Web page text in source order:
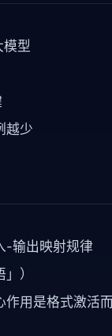
型
越少
-输出映射规律
）
作用是格式激活